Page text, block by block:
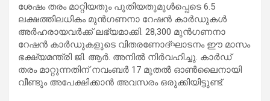
ശേഷം തരം മാറ്റിയതും പുതിയതുമുൾപ്പെടെ 6.5
ലക്ഷത്തിലധികം മുൻഗണനാ റേഷൻ കാർഡുകൾ
അർഹരായവർക്ക് ലഭ്യമാക്കി. 28,300 മുൻഗണനാ
റേഷൻ കാർഡുകളുടെ വിതരണോദ്‌ഘാടനം ഈ മാസം
ഭക്ഷ്യമന്ത്രി ജി. ആർ. അനിൽ നിർവഹിച്ചു. കാർഡ്
തരം മാറ്റുന്നതിന് നവംബർ 17 മുതൽ ഓൺലൈനായി
വീണ്ടും അപേക്ഷിക്കാൻ അവസരം ഒരുക്കിയിട്ടുണ്ട്.